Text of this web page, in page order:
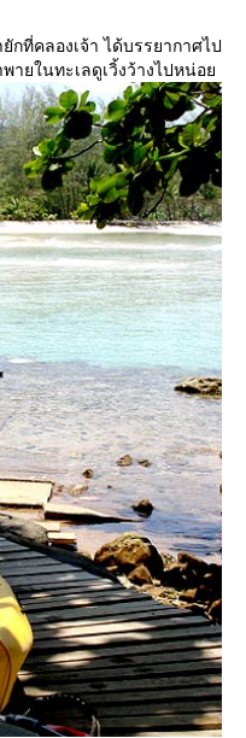
กที่คลองเจ้า ได้บรรยากาศไป
ายในทะเลดูเวิ้งว้างไปหน่อ